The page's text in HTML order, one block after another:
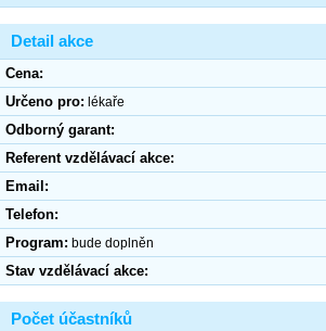
Detail akce
Cena:
Určeno pro: lékaře
Odborný garant:
Referent vzdělávací akce:
Email:
Telefon:
Program: bude doplněn
Stav vzdělávací akce:
Počet účastníků